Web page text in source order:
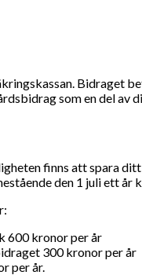
Bidraget
som en del av
finns att spara
den 1 juli ett
600 kronor per år
300 kronor per år
per år.